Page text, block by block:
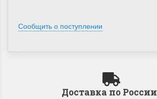
Сообщить о поступлении
Доставка по России